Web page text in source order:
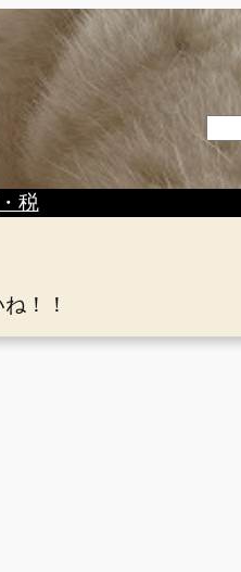
索
税
！！